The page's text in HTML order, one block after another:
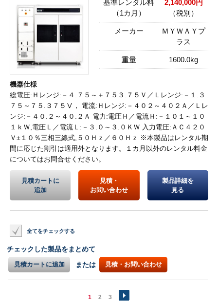
基準レンタル料
（1カ月）
2,140,000円
（税別）
メーカー
ＭＹＷＡＹプ
ラス
重量 1600.0kg
機器仕様
総電圧:Ｈレンジ:－４.７５～＋７５３.７５Ｖ／Ｌレンジ:－１.３
７５～７５.３７５Ⅴ， 電流:Ｈレンジ:－４０２～４０２Ａ／Ｌレ
ンジ:－４０.２～４０.２Ａ 電力:電圧Ｈ／電流Ｈ:－１０１～１０
１ｋＷ,電圧Ｌ／電流Ｌ:－３.０～３.０ＫＷ 入力電圧:ＡＣ４２０
Ｖ±１０％三相三線式,５０Ｈｚ／６０Ｈｚ ※本製品はレンタル期
間に応じた割引は適用外となります。１カ月以外のレンタル料金
についてはお問合せください。
見積カートに
追加
見積・
お問い合わせ
製品詳細を
見る
全てをチェックする
チェックした製品をまとめて
見積カートに追加 または 見積・お問い合わせ
1 2 3